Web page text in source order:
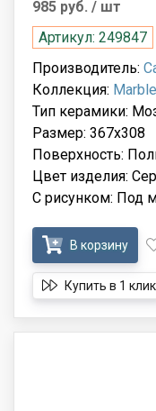
985 руб. / шт
Артикул: 249847
Производитель:
Коллекция: Marble
Тип керамики:
Размер: 367x308
Поверхность:
Цвет изделия:
С рисунком: Под
В корзину
Купить в 1 клик